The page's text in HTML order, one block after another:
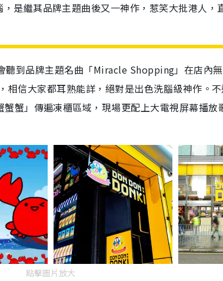
是繼其品牌主題曲後又一神作，惹笑大批港人，
聽到品牌主題名曲「Miracle Shopping」在店內
信大家都耳熟能詳，絕對是出色洗腦級神作。
蟹」傳遍凍櫃區域，現場更配上大電視屏幕播放
點擊圖片放大